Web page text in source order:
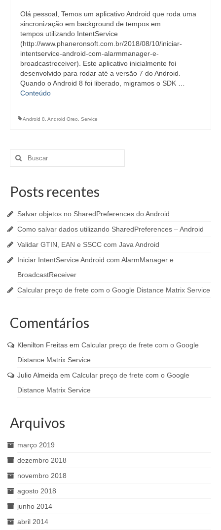
Olá pessoal, Temos um aplicativo Android que roda uma
sincronização em background de tempos em
tempos utilizando IntentService
(http://www.phaneronsoft.com.br/2018/08/10/iniciar-
intentservice-android-com-alarmmanager-e-
broadcastreceiver). Este aplicativo inicialmente foi
desenvolvido para rodar até a versão 7 do Android.
Quando o Android 8 foi liberado, migramos o SDK …
Conteúdo
Android 8 Android Oreo Service
Buscar
Posts recentes
Salvar objetos no SharedPreferences do Android
Como salvar dados utilizando SharedPreferences – Android
Validar GTIN, EAN e SSCC com Java Android
Iniciar IntentService Android com AlarmManager e
BroadcastReceiver
Calcular preço de frete com o Google Distance Matrix Service
Comentários
Klenilton Freitas em Calcular preço de frete com o Google
Distance Matrix Service
Julio Almeida em Calcular preço de frete com o Google
Distance Matrix Service
Arquivos
março 2019
dezembro 2018
novembro 2018
agosto 2018
junho 2014
abril 2014